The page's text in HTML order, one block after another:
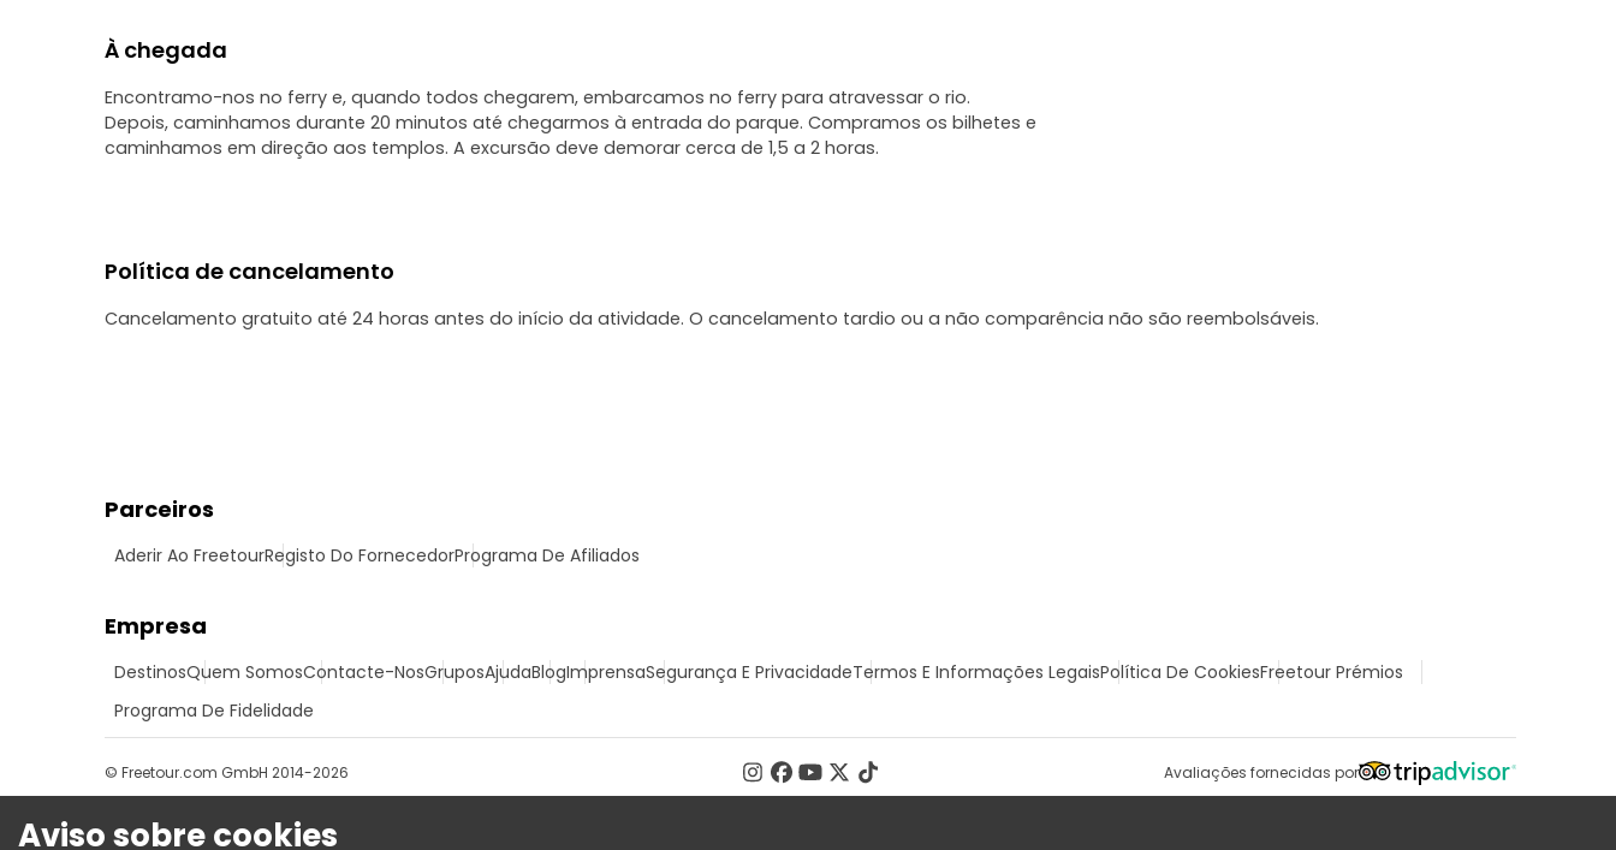
À chegada
Encontramo-nos no ferry e, quando todos chegarem, embarcamos no ferry para atravessar o rio.
Depois, caminhamos durante 20 minutos até chegarmos à entrada do parque. Compramos os bilhetes e
caminhamos em direção aos templos. A excursão deve demorar cerca de 1,5 a 2 horas.
Política de cancelamento
Cancelamento gratuito até 24 horas antes do início da atividade. O cancelamento tardio ou a não comparência não são reembolsáveis.
Parceiros
Aderir Ao FreetourRegisto Do FornecedorPrograma De Afiliados
Empresa
DestinosQuem SomosContacte-NosGruposAjudaBlogImprensaSegurança E PrivacidadeTermos E Informações LegaisPolítica De CookiesFreetour Prémios
Programa De Fidelidade
Avaliações fornecidas por
© Freetour.com GmbH 2014-2026
Aviso sobre cookies